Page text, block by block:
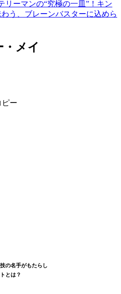
リーマンの“究極の一皿”！キン
う、ブレーンバスターに込めら
メイ
ピー
の名手がもたらし
とは？